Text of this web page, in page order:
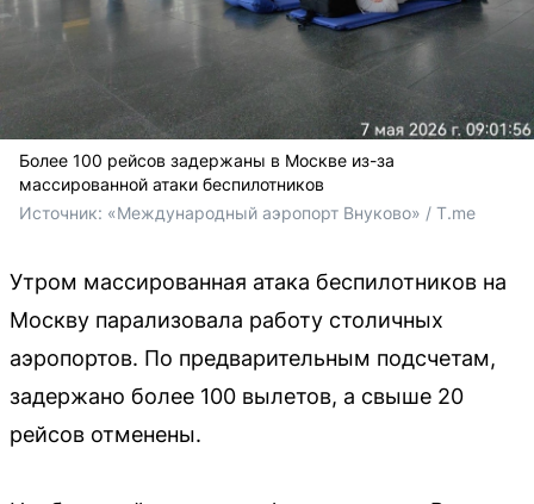
Более 100 рейсов задержаны в Москве из-за
массированной атаки беспилотников
Источник: «Международный аэропорт Внуково» / T.me
Утром массированная атака беспилотников на
Москву парализовала работу столичных
аэропортов. По предварительным подсчетам,
задержано более 100 вылетов, а свыше 20
рейсов отменены.